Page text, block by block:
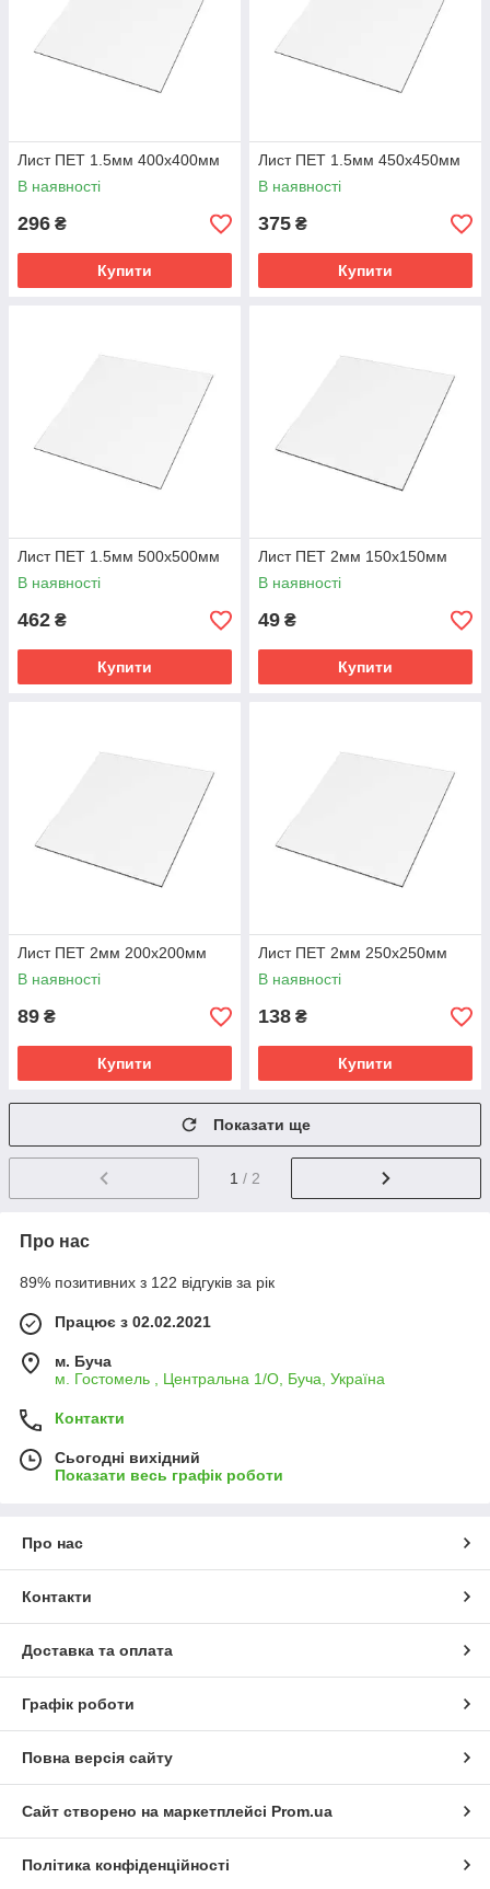
Лист ПЕТ 1.5мм 400х400мм
В наявності
296 ₴
Купити
Лист ПЕТ 1.5мм 450х450мм
В наявності
375 ₴
Купити
Лист ПЕТ 1.5мм 500х500мм
В наявності
462 ₴
Купити
Лист ПЕТ 2мм 150х150мм
В наявності
49 ₴
Купити
Лист ПЕТ 2мм 200х200мм
В наявності
89 ₴
Купити
Лист ПЕТ 2мм 250х250мм
В наявності
138 ₴
Купити
Показати ще
1 / 2
Про нас
89% позитивних з 122 відгуків за рік
Працює з 02.02.2021
м. Буча
м. Гостомель , Центральна 1/О, Буча, Україна
Контакти
Сьогодні вихідний
Показати весь графік роботи
Про нас
Контакти
Доставка та оплата
Графік роботи
Повна версія сайту
Сайт створено на маркетплейсі Prom.ua
Політика конфіденційності